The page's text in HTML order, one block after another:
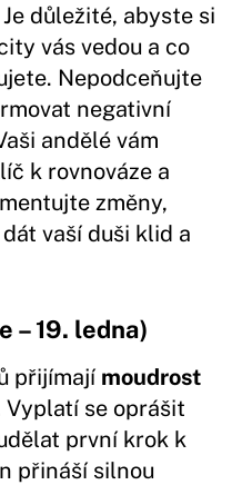
Je důležité, abyste si
vás vedou a co
Nepodceňujte
negativní
andělé vám
k rovnováze a
změny,
vaší duši klid a
– 19. ledna)
přijímají moudrost
Vyplatí se oprášit
první krok k
přináší silnou